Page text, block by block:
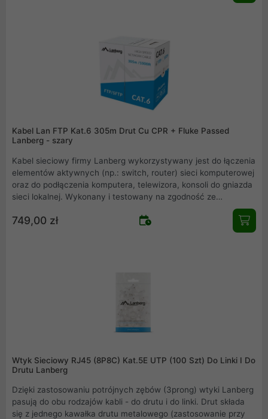
Kabel Lan FTP Kat.6 305m Drut Cu CPR + Fluke Passed
Lanberg - szary
Kabel sieciowy firmy Lanberg wykorzystywany jest do łączenia
elementów aktywnych (np.: switch, router) sieci komputerowej
oraz do podłączenia komputera, telewizora, konsoli do gniazda
sieci lokalnej. Wykonany i testowany na zgodność ze
parametry transmisyjne i zgodność z daną kategorią. Nadruk
749,00 zł
Wtyk Sieciowy RJ45 (8P8C) Kat.5E UTP (100 Szt) Do Linki I Do
Drutu Lanberg
Dzięki zastosowaniu potrójnych zębów (3prong) wtyki Lanberg
pasują do obu rodzajów kabli - do drutu i do linki. Drut składa
się z jednego kawałka drutu metalowego (zastosowanie przy